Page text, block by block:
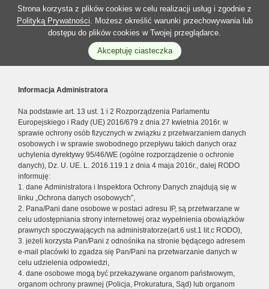
Strona korzysta z plików cookies w celu realizacji usług i zgodnie z
Polityką Prywatności. Możesz określić warunki przechowywania lub
dostępu do plików cookies w Twojej przeglądarce.
Akceptuję ciasteczka
Informacja Administratora
Na podstawie art. 13 ust. 1 i 2 Rozporządzenia Parlamentu
Europejskiego i Rady (UE) 2016/679 z dnia 27 kwietnia 2016r. w
sprawie ochrony osób fizycznych w związku z przetwarzaniem danych
osobowych i w sprawie swobodnego przepływu takich danych oraz
uchylenia dyrektywy 95/46/WE (ogólne rozporządzenie o ochronie
danych), Dz. U. UE. L. 2016.119.1 z dnia 4 maja 2016r., dalej RODO
informuję:
1. dane Administratora i Inspektora Ochrony Danych znajdują się w
linku „Ochrona danych osobowych”,
2. Pana/Pani dane osobowe w postaci adresu IP, są przetwarzane w
celu udostępniania strony internetowej oraz wypełnienia obowiązków
prawnych spoczywających na administratorze(art.6 ust.1 lit.c RODO),
3. jeżeli korzysta Pan/Pani z odnośnika na stronie będącego adresem
e-mail placówki to zgadza się Pan/Pani na przetwarzanie danych w
celu udzielenia odpowiedzi,
4. dane osobowe mogą być przekazywane organom państwowym,
organom ochrony prawnej (Policja, Prokuratura, Sąd) lub organom